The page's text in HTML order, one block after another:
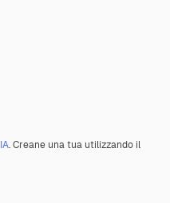
IA. Creane una tua utilizzando il